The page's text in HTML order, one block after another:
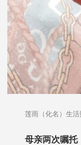
莲雨（化名）生
母亲两次嘱托